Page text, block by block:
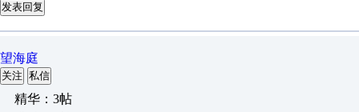
发表回复
望海庭
关注 私信
精华：3帖